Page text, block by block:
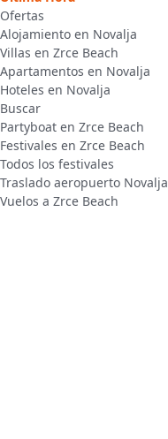
Ofertas
Alojamiento en Novalja
Villas en Zrce Beach
Apartamentos en Novalja
Hoteles en Novalja
Buscar
Partyboat en Zrce Beach
Festivales en Zrce Beach
Todos los festivales
Traslado aeropuerto Novalja
Vuelos a Zrce Beach